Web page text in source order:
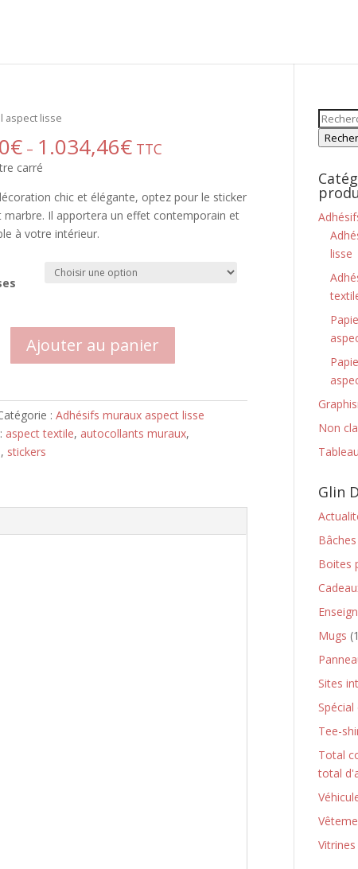
aspect lisse
€ – 1.034,46€ TTC
carré
chic et élégante, optez pour le sticker
marbre. Il apportera un effet contemporain et
à votre intérieur.
Ajouter au panier
:Adhésifs muraux aspect lisse
aspect textile, autocollants muraux,
, stickers
pour :
lisse
Non
Glin
Boites
Mugs
Sites
Tee-
Total
total
Vitrines